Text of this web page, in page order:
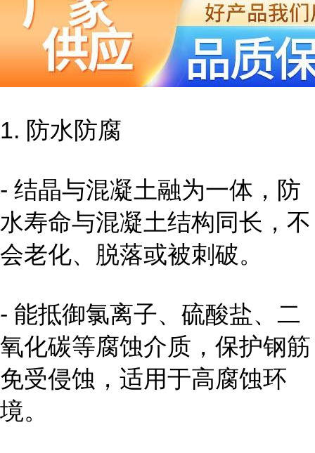
1. 防水防腐
- 结晶与混凝土融为一体，防
水寿命与混凝土结构同长，不
会老化、脱落或被刺破。
- 能抵御氯离子、硫酸盐、二
氧化碳等腐蚀介质，保护钢筋
免受侵蚀，适用于高腐蚀环
境。